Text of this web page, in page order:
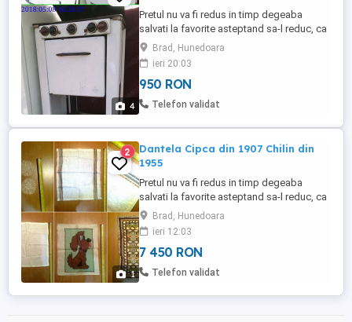
4
Pretul nu va fi redus in timp degeaba
salvati la favorite asteptand sa-l reduc, ca
practic il urc treptat Doar 950 lei
negociabil, oricum are valoare mult mai
mare de atat pentru ca-i extrem de rar si nu
se mai fabrica asa ceva Nu ma grabesc
sa-l vand deoarece este bine pus la
Brad, Hunedoara
ieri 20:03
950 RON
Telefon validat
1
2
Dantela Cipca din 1907 Chilin din
1955
Pretul nu va fi redus in timp degeaba
salvati la favorite asteptand sa-l reduc, ca
practic il urc treptat Doar 7450 lei
negociabil toate la pachet, oricum au
valoare mult mai mare de atat Nu le dau
separat Nu le trimit cu ramburs Nu ma
grabesc sa le vand, deoarece sunt bine
Brad, Hunedoara
ieri 12:03
7 450 RON
Telefon validat